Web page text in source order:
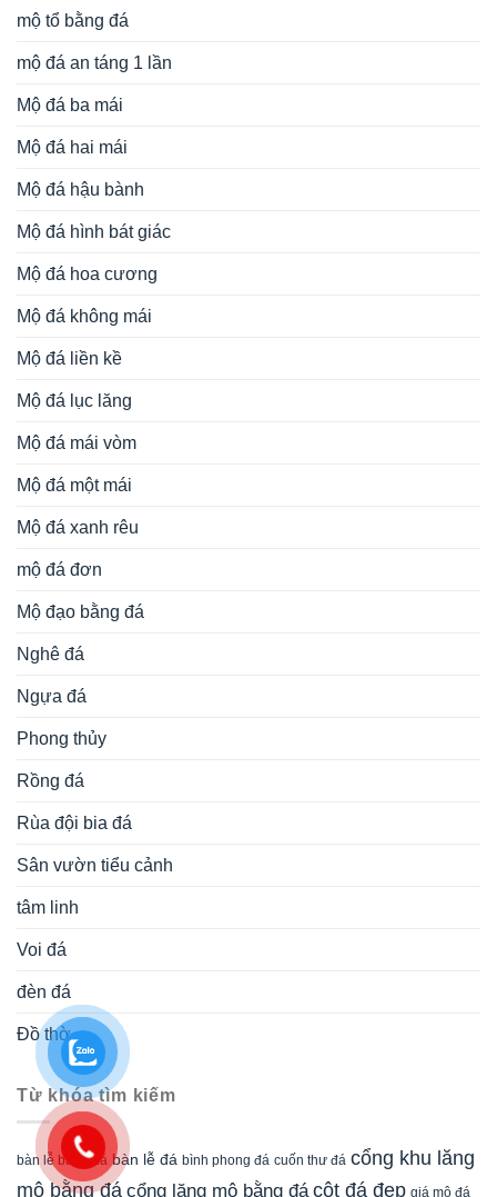
mộ tổ bằng đá
mộ đá an táng 1 lần
Mộ đá ba mái
Mộ đá hai mái
Mộ đá hậu bành
Mộ đá hình bát giác
Mộ đá hoa cương
Mộ đá không mái
Mộ đá liền kề
Mộ đá lục lăng
Mộ đá mái vòm
Mộ đá một mái
Mộ đá xanh rêu
mộ đá đơn
Mộ đạo bằng đá
Nghê đá
Ngựa đá
Phong thủy
Rồng đá
Rùa đội bia đá
Sân vườn tiểu cảnh
tâm linh
Voi đá
đèn đá
Đồ thờ
Từ khóa tìm kiếm
bàn lễ bằng đá bàn lễ đá bình phong đá cuốn thư đá cổng khu lăng
mộ bằng đá cổng lăng mộ bằng đá cột đá đẹp giá mộ đá